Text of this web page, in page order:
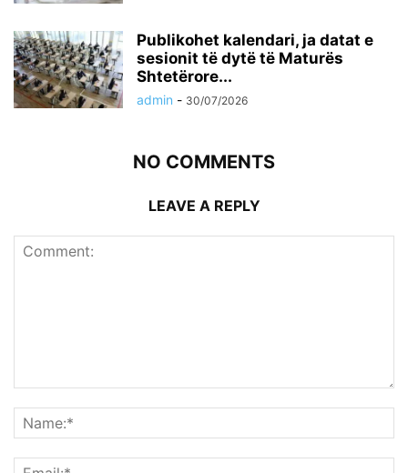
Publikohet kalendari, ja datat e
sesionit të dytë të Maturës
Shtetërore...
admin - 30/07/2026
NO COMMENTS
LEAVE A REPLY